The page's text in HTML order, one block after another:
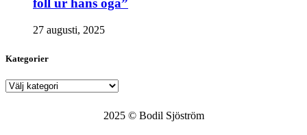
föll ur hans öga”
27 augusti, 2025
Kategorier
Kategorier
2025 © Bodil Sjöström